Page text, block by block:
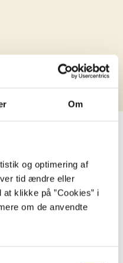
Om
og optimering af
tid ændre eller
klikke på ”Cookies” i
om de anvendte
...
efter ældste registrerede
efter ældste registrerede
efter ældste registrerede